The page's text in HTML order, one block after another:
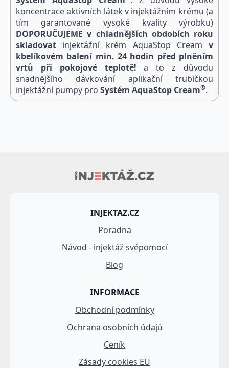
koncentrace aktivních látek v injektážním krému (a
tím garantované vysoké kvality výrobku)
DOPORUČUJEME v chladnějších obdobích roku
skladovat injektážní krém AquaStop Cream v
kbelíkovém balení min. 24 hodin před plněním
vrtů při pokojové teplotě! a to z důvodu
snadnějšího dávkování aplikační trubičkou
injektážní pumpy pro Systém AquaStop Cream®.
INJEKTAZ.CZ
Poradna
Návod - injektáž svépomocí
Blog
INFORMACE
Obchodní podmínky
Ochrana osobních údajů
Ceník
Zásady cookies EU